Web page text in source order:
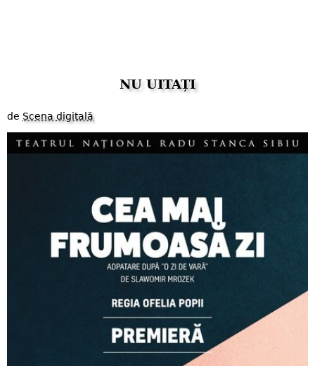
NU UITAȚI
de Scena digitală